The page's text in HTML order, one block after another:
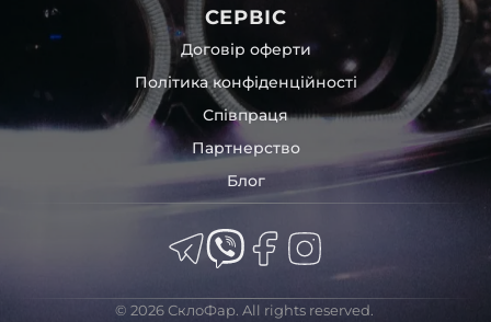
представлених на сайті.
Якщо ви шукаєте такі послуги, як заміна скла фари,
розпакування та перепакування фар, відновлення та
ремонт фар, заміна лінз Xenon LED BI-LED, ремонт скла,
корпусу та кріплення фари, налаштування світла,
коригування, діагностика та полірування фари, наші
партнерські сервіси готові надати допомогу по всій
тисячі задоволених клієнтів. Розмаїття вибору, постійна
наявність на складі, свіжі поступлення, доступна ціна,
СЕРВІС
Договір оферти
Політика конфіденційності
Співпраця
Партнерство
Блог
© 2026 СклоФар. All rights reserved.